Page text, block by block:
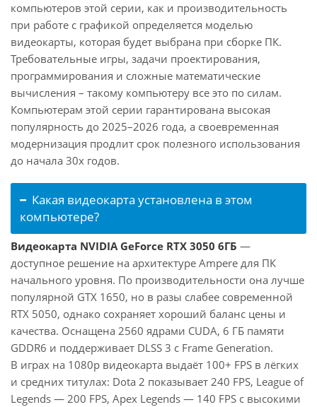
компьютеров этой серии, как и производительность
при работе с графикой определяется моделью
видеокарты, которая будет выбрана при сборке ПК.
Требовательные игры, задачи проектирования,
программирования и сложные математические
вычисления – такому компьютеру все это по силам.
Компьютерам этой серии гарантирована высокая
популярность до 2025–2026 года, а своевременная
модернизация продлит срок полезного использования
до начала 30х годов.
Какая видеокарта установлена в этом
компьютере?
Видеокарта NVIDIA GeForce RTX 3050 6ГБ —
доступное решение на архитектуре Ampere для ПК
начального уровня. По производительности она лучше
популярной GTX 1650, но в разы слабее современной
RTX 5050, однако сохраняет хороший баланс цены и
качества. Оснащена 2560 ядрами CUDA, 6 ГБ памяти
GDDR6 и поддерживает DLSS 3 с Frame Generation.
В играх на 1080p видеокарта выдаёт 100+ FPS в лёгких
и средних титулах: Dota 2 показывает 240 FPS, League of
Legends — 200 FPS, Apex Legends — 140 FPS с высокими